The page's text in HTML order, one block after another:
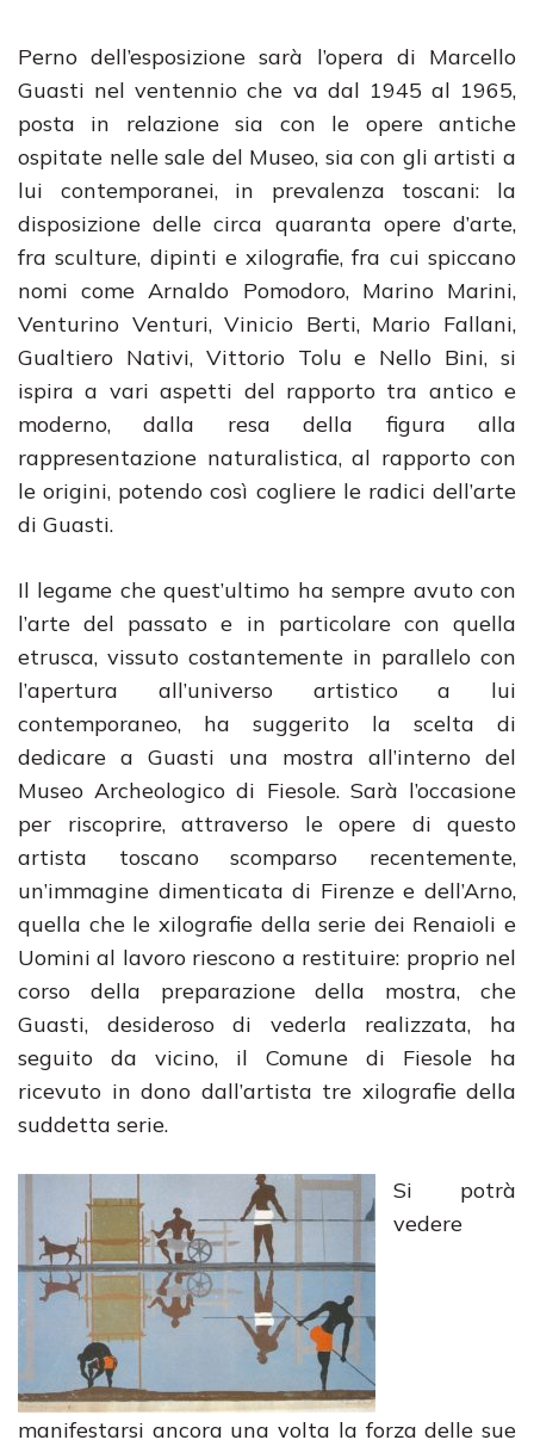
Perno dell’esposizione sarà l’opera di Marcello
Guasti nel ventennio che va dal 1945 al 1965,
posta in relazione sia con le opere antiche
ospitate nelle sale del Museo, sia con gli artisti a
lui contemporanei, in prevalenza toscani: la
disposizione delle circa quaranta opere d’arte,
fra sculture, dipinti e xilografie, fra cui spiccano
nomi come Arnaldo Pomodoro, Marino Marini,
Venturino Venturi, Vinicio Berti, Mario Fallani,
Gualtiero Nativi, Vittorio Tolu e Nello Bini, si
ispira a vari aspetti del rapporto tra antico e
moderno, dalla resa della figura alla
rappresentazione naturalistica, al rapporto con
le origini, potendo così cogliere le radici dell’arte
di Guasti.
Il legame che quest’ultimo ha sempre avuto con
l’arte del passato e in particolare con quella
etrusca, vissuto costantemente in parallelo con
l’apertura all’universo artistico a lui
contemporaneo, ha suggerito la scelta di
dedicare a Guasti una mostra all’interno del
Museo Archeologico di Fiesole. Sarà l’occasione
per riscoprire, attraverso le opere di questo
artista toscano scomparso recentemente,
un’immagine dimenticata di Firenze e dell’Arno,
quella che le xilografie della serie dei Renaioli e
Uomini al lavoro riescono a restituire: proprio nel
corso della preparazione della mostra, che
Guasti, desideroso di vederla realizzata, ha
seguito da vicino, il Comune di Fiesole ha
ricevuto in dono dall’artista tre xilografie della
suddetta serie.
Si potrà
vedere
manifestarsi ancora una volta la forza delle sue